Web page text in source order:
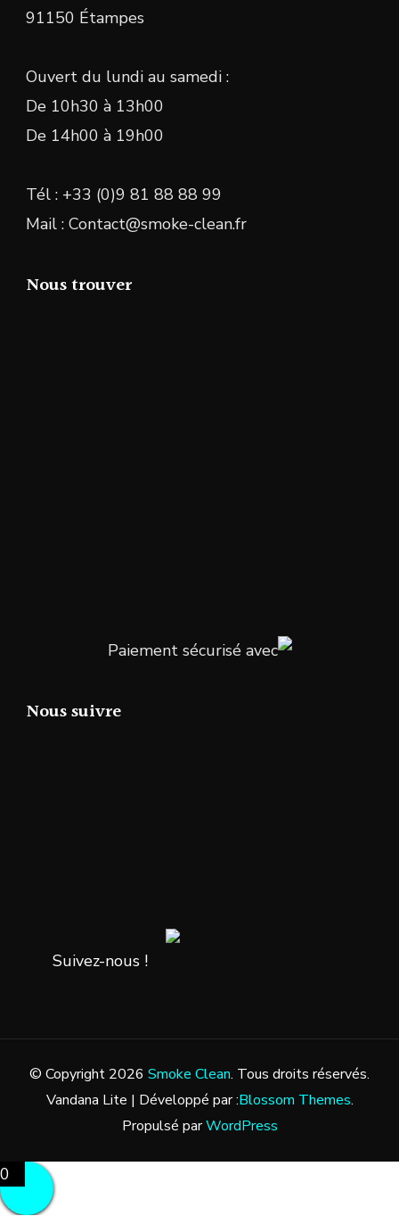
91150 Étampes
Ouvert du lundi au samedi :
De 10h30 à 13h00
De 14h00 à 19h00
Tél : +33 (0)9 81 88 88 99
Mail : Contact@smoke-clean.fr
Nous trouver
Paiement sécurisé avec
Nous suivre
Suivez-nous !
© Copyright 2026 Smoke Clean. Tous droits réservés.
Vandana Lite | Développé par :Blossom Themes.
Propulsé parWordPress
0